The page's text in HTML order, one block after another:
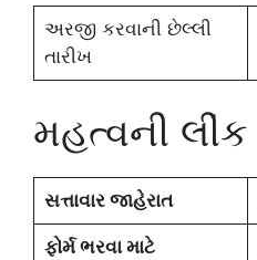
અરજી કરવાની છેલ્લી
તારીખ
મહત્વની લીંક
સત્તાવાર જાહેરાત
ફોર્મ ભરવા માટે